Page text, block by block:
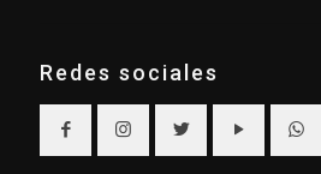
Redes sociales